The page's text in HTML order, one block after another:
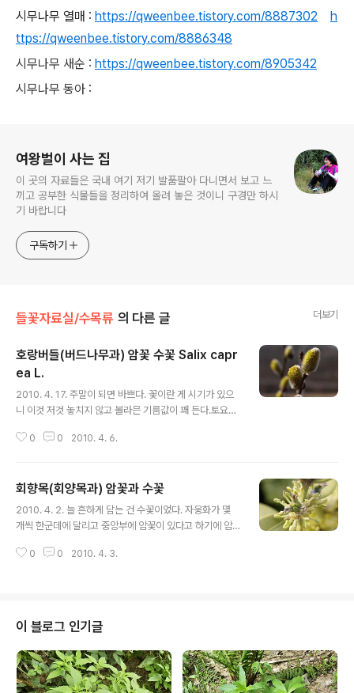
시무나무 열매 : https://qweenbee.tistory.com/8887302
h
ttps://qweenbee.tistory.com/8886348
시무나무 새순 : https://qweenbee.tistory.com/8905342
시무나무 동아 :
여왕벌이 사는 집
이 곳의 자료들은 국내 여기 저기 발품팔아 다니면서 보고 느
끼고 공부한 식물들을 정리하여 올려 놓은 것이니 구경만 하시
기 바랍니다
구독하기
들꽃자료실/수목류 의 다른 글 더보기
호랑버들(버드나무과) 암꽃 수꽃 Salix capr
ea L.
2010. 4. 17. 주말이 되면 바쁘다. 꽃이란 게 시기가 있으
니 이것 저것 놓치지 않고 볼라믄 기름값이 꽤 든다.토요일
케 향하는데 산수유 나무 처럼 노랗게 꽃이 핀 녀석이 눈에
라졌다 수꽃이다. (2010. 4. 3.) 내 애마 궁뎅이도 보인다.
ㅎ 4. 29. 호랑버들 잎이다. 버드나무 꽃 : https://qween
bee.tistory.com/8887696 https://qweenbee.tist
m/8893331 ..
0 0 2010. 4. 6.
회향목(회양목과) 암꽃과 수꽃
2010. 4. 2. 늘 흔하게 담는 건 수꽃이었다. 자웅화가 몇
개씩 한군데에 달리고 중앙부에 암꽃이 있다고 하기에 암
자방이 있다. 열매가 다 익으면 선을 따라 3갈래로 갈라진
0 0 2010. 4. 3.
이 블로그 인기글